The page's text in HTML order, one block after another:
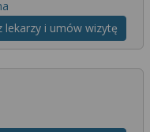
lekarzy i umów wizytę